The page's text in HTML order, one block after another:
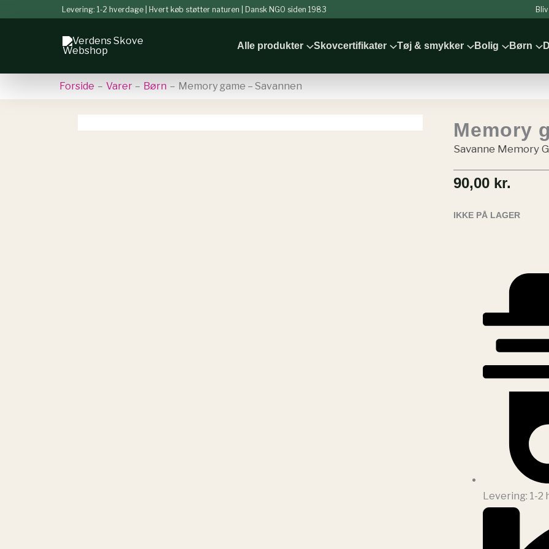
Levering: 1-2 hverdage | Hvert køb støtter naturen | Dansk NGO siden 1983
Alle produkter Skovcertifikater Tøj & smykker Bolig Børn
Forside Varer Børn Memory game – Savannen
Memory
Savanne Memory
90,00 kr.
IKKE PÅ LAGER
Levering: 1-2